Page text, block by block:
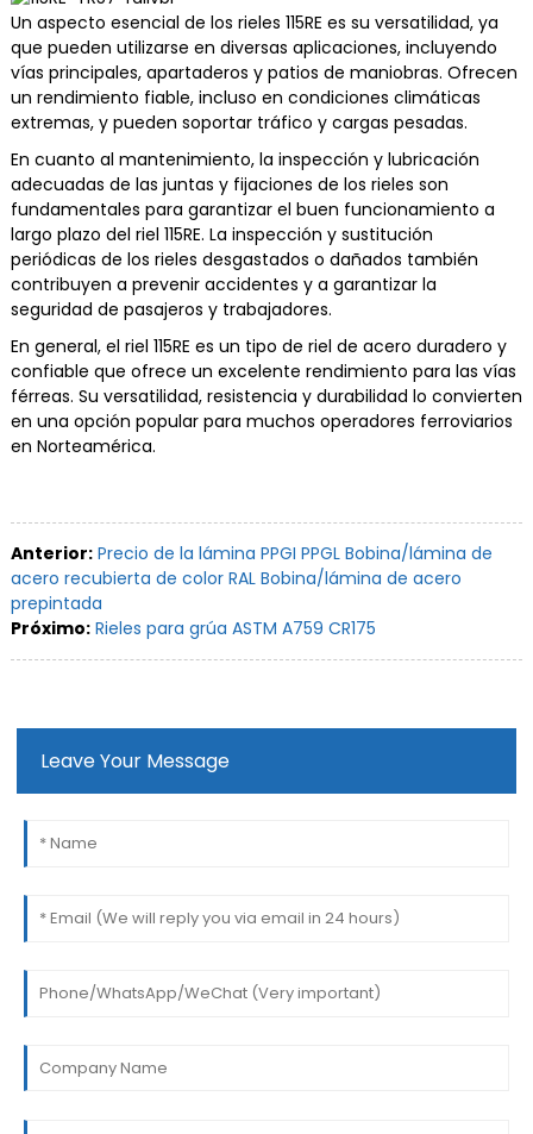
Un aspecto esencial de los rieles 115RE es su versatilidad, ya
que pueden utilizarse en diversas aplicaciones, incluyendo
vías principales, apartaderos y patios de maniobras. Ofrecen
un rendimiento fiable, incluso en condiciones climáticas
extremas, y pueden soportar tráfico y cargas pesadas.
En cuanto al mantenimiento, la inspección y lubricación
adecuadas de las juntas y fijaciones de los rieles son
fundamentales para garantizar el buen funcionamiento a
largo plazo del riel 115RE. La inspección y sustitución
periódicas de los rieles desgastados o dañados también
contribuyen a prevenir accidentes y a garantizar la
seguridad de pasajeros y trabajadores.
En general, el riel 115RE es un tipo de riel de acero duradero y
confiable que ofrece un excelente rendimiento para las vías
férreas. Su versatilidad, resistencia y durabilidad lo convierten
en una opción popular para muchos operadores ferroviarios
en Norteamérica.
Anterior: Precio de la lámina PPGI PPGL Bobina/lámina de
acero recubierta de color RAL Bobina/lámina de acero
prepintada
Próximo: Rieles para grúa ASTM A759 CR175
Leave Your Message